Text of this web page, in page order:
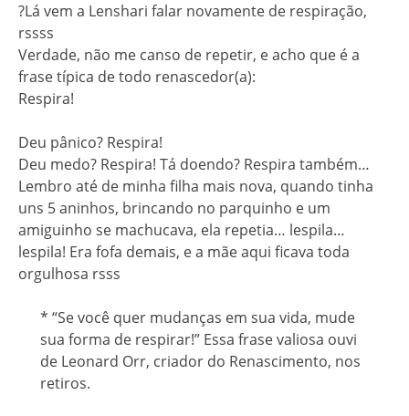
?Lá vem a Lenshari falar novamente de respiração,
rssss
Verdade, não me canso de repetir, e acho que é a
frase típica de todo renascedor(a):
Respira!
Deu pânico? Respira!
Deu medo? Respira! Tá doendo? Respira também…
Lembro até de minha filha mais nova, quando tinha
uns 5 aninhos, brincando no parquinho e um
amiguinho se machucava, ela repetia… lespila…
lespila! Era fofa demais, e a mãe aqui ficava toda
orgulhosa rsss
* “Se você quer mudanças em sua vida, mude
sua forma de respirar!” Essa frase valiosa ouvi
de Leonard Orr, criador do Renascimento, nos
retiros.